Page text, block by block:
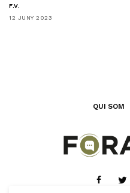
F.V.
12 JUNY 2023
QUI SOM